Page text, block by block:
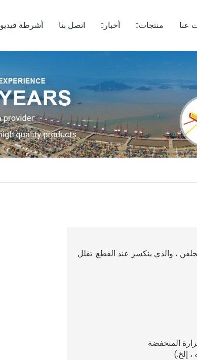
عنا منتجات أخبار اتصل بنا أشرطة فيديو
، والذي ينكسر عند القطع. تقلل